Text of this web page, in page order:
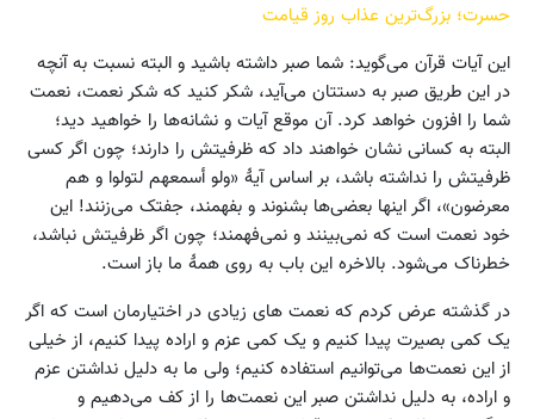
حسرت؛ بزرگ‌ترین عذاب روز قیامت
این آیات قرآن می‌گوید: شما صبر داشته باشید و البته نسبت به آنچه
در این طریق صبر به دستتان می‌آید، شکر کنید که شکر نعمت، نعمت
شما را افزون خواهد کرد. آن موقع آیات و نشانه‌ها را خواهید دید؛
البته به کسانی نشان خواهند داد که ظرفیتش را دارند؛ چون اگر کسی
ظرفیتش را نداشته باشد، بر اساس آیۀ «ولو أسمعهم لتولوا و هم
معرضون»، اگر اینها بعضی‌ها بشنوند و بفهمند، جفتک می‌زنند! این
خود نعمت است که نمی‌بینند و نمی‌فهمند؛ چون اگر ظرفیتش نباشد،
خطرناک می‌شود. بالاخره این باب به روی همۀ ما باز است.
در گذشته عرض کردم که نعمت های زیادی در اختیارمان است که اگر
یک کمی بصیرت پیدا کنیم و یک کمی عزم و اراده پیدا کنیم، از خیلی
از این نعمت‌ها می‌توانیم استفاده کنیم؛ ولی ما به دلیل نداشتن عزم
و اراده، به دلیل نداشتن صبر این نعمت‌ها را از کف می‌دهیم و